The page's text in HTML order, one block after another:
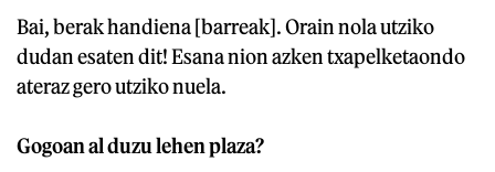
Bai, berak handiena [barreak]. Orain nola utziko
dudan esaten dit! Esana nion azken txapelketaondo
ateraz gero utziko nuela.
Gogoan al duzu lehen plaza?